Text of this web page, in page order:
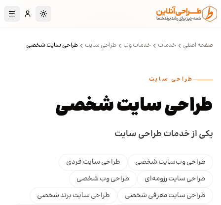
پرش به محتوای اصلی
تغییر به حالت
صفحه اصلی خدمات خدمات وب طراحی سایت طراحی سایت شخصی
طراحی سایت
طراحی سایت شخصی
یکی از خدمات طراحی سایت
طراحی وب‌سایت شخصی
طراحی سایت فردی
طراحی سایت رزومه‌ای
طراحی وب شخصی
طراحی سایت معرفی شخصی
طراحی سایت برند شخصی